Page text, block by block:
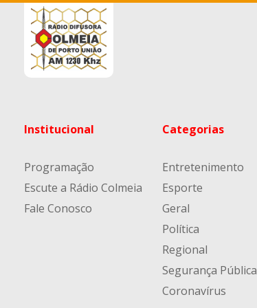
Institucional
Programação
Escute a Rádio Colmeia
Fale Conosco
Categorias
Entretenimento
Esporte
Geral
Política
Regional
Segurança Pública
Coronavírus